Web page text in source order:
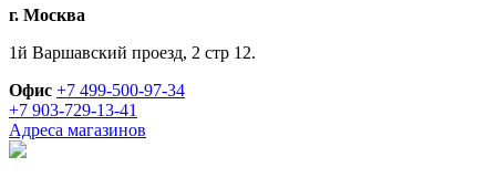
г. Москва
1й Варшавский проезд, 2 стр 12.
Офис +7 499-500-97-34
+7 903-729-13-41
Адреса магазинов